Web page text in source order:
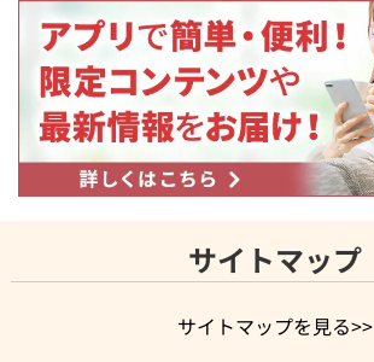
サイトマップ
サイトマップを見る>>